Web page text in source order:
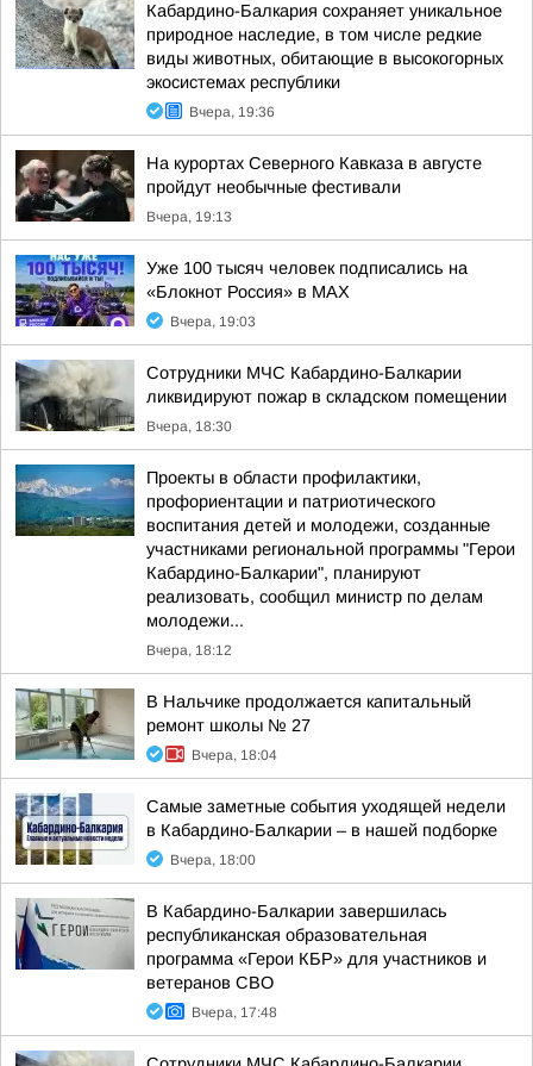
Кабардино-Балкария сохраняет уникальное
природное наследие, в том числе редкие
виды животных, обитающие в высокогорных
экосистемах республики
Вчера, 19:36
На курортах Северного Кавказа в августе
пройдут необычные фестивали
Вчера, 19:13
Уже 100 тысяч человек подписались на
«Блокнот Россия» в МАХ
Вчера, 19:03
Сотрудники МЧС Кабардино-Балкарии
ликвидируют пожар в складском помещении
Вчера, 18:30
Проекты в области профилактики,
профориентации и патриотического
воспитания детей и молодежи, созданные
участниками региональной программы "Герои
Кабардино-Балкарии", планируют
реализовать, сообщил министр по делам
молодежи...
Вчера, 18:12
В Нальчике продолжается капитальный
ремонт школы № 27
Вчера, 18:04
Самые заметные события уходящей недели
в Кабардино-Балкарии – в нашей подборке
Вчера, 18:00
В Кабардино-Балкарии завершилась
республиканская образовательная
программа «Герои КБР» для участников и
ветеранов СВО
Вчера, 17:48